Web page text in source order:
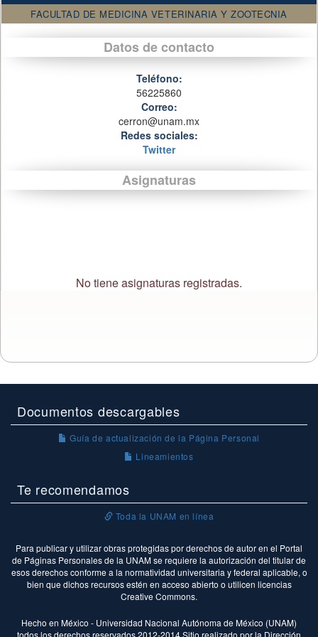
FACULTAD DE MEDICINA VETERINARIA Y ZOOTECNIA
Datos de contacto
Teléfono:
56225860
Correo:
cerron@unam.mx
Redes sociales:
Twitter
Asignaturas
No tiene asignaturas registradas.
Documentos descargables
Guía de actualización de la Página Personal
Lineamientos
Te recomendamos
Toda la UNAM en línea
Para publicar y utilizar obras protegidas por derechos de autor en el Portal
de Páginas Personales de la UNAM se requiere la autorización del titular de
esos derechos conforme a la normatividad universitaria y federal aplicable, o
bien que dichos recursos estén en acceso abierto o utilicen licencias
Creative Commons.
Hecho en México - Universidad Nacional Autónoma de México (UNAM)
todos los derechos reservados 2012-2014 Sitio realizado por la Dirección